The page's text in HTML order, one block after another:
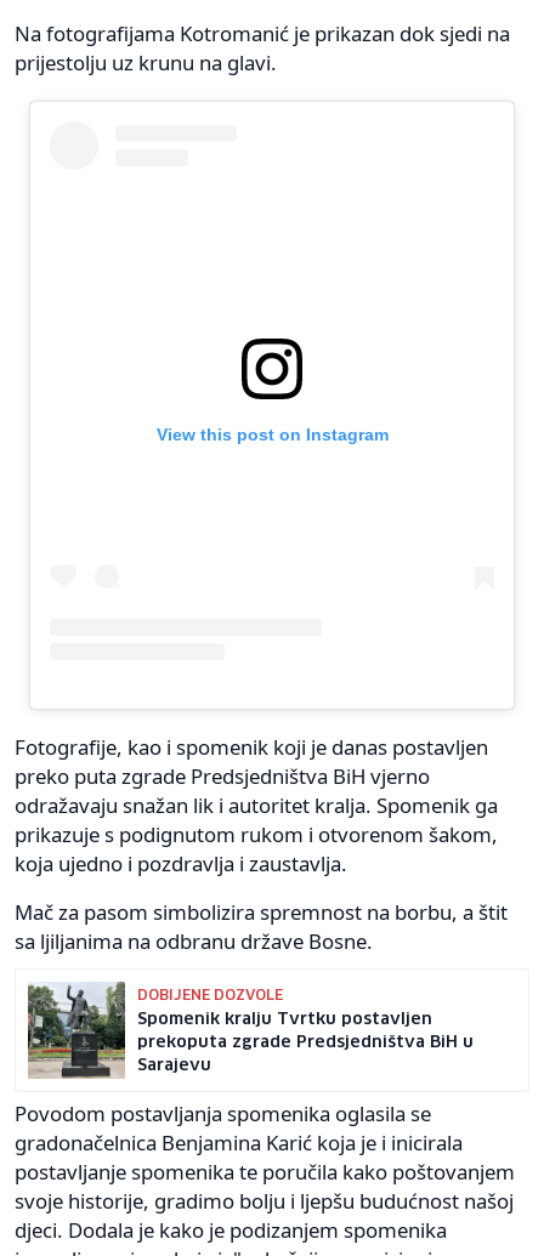
Na fotografijama Kotromanić je prikazan dok sjedi na
prijestolju uz krunu na glavi.
View this post on Instagram
Fotografije, kao i spomenik koji je danas postavljen
preko puta zgrade Predsjedništva BiH vjerno
odražavaju snažan lik i autoritet kralja. Spomenik ga
prikazuje s podignutom rukom i otvorenom šakom,
koja ujedno i pozdravlja i zaustavlja.
Mač za pasom simbolizira spremnost na borbu, a štit
sa ljiljanima na odbranu države Bosne.
DOBIJENE DOZVOLE
Spomenik kralju Tvrtku postavljen
prekoputa zgrade Predsjedništva BiH u
Sarajevu
Povodom postavljanja spomenika oglasila se
gradonačelnica Benjamina Karić koja je i inicirala
postavljanje spomenika te poručila kako poštovanjem
svoje historije, gradimo bolju i ljepšu budućnost našoj
djeci. Dodala je kako je podizanjem spomenika